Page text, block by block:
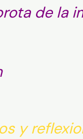
de la
y